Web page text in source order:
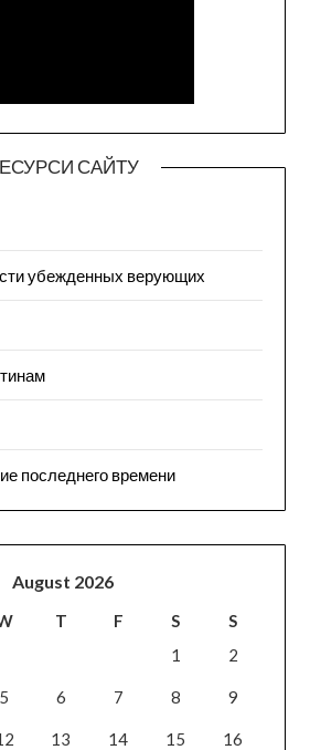
САЙТУ
убежденных верующих
последнего времени
August 2026
T F S
S
1
2
5 6 7 8 9
13 14 15 16